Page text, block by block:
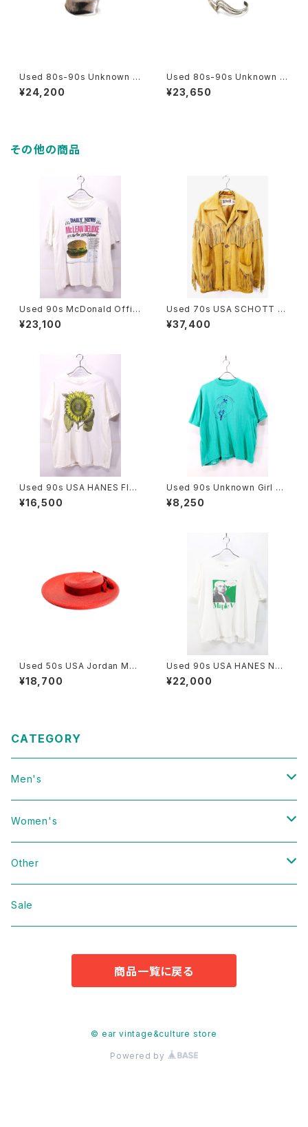
Used 80s-90s Unknown W
ave Design Silver Bungle
古着
¥24,200
Used 80s-90s Unknown T
riple Twist Design Silver B
ungle 古着
¥23,650
その他の商品
Used 90s McDonald Offici
al News Paper Photo grap
hic T-Shirt Size L 古着
¥23,100
Used 70s USA SCHOTT C
amel Brown Suede Leathe
r Fringe Jacket Size 40 古
¥37,400
Used 90s USA HANES Flos
Solis maior Sun Flower Art
Graphic T-Shirt Size L 古着
¥16,500
Used 90s Unknown Girl Sc
out Turquoise T-Shirt Size
L 相当 古着
¥8,250
Used 50s USA Jordan Mar
sh BOSTON Red Velor Rib
bon Design Straw Hat Size
¥18,700
Used 90s USA HANES New
ton Tech Pop Art Graphic T
-Shirt Size XL 古着
¥22,000
CATEGORY
Men's
Vintage
Domestic
Jacket
Women's
Vintage
Domestic
Other
bag
Accessories
Sale
商品一覧に戻る
© ear vintage&culture store
Powered by